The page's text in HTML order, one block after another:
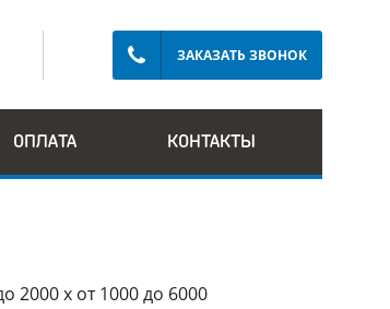
ЗАКАЗАТЬ ЗВОНОК
ОПЛАТА КОНТАКТЫ
2000 х от 1000 до 6000